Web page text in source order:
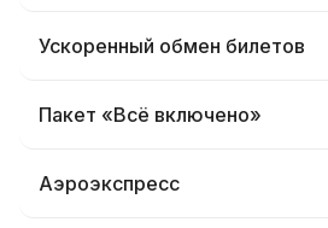
Ускоренный обмен билетов
Пакет «Всё включено»
Аэроэкспресс